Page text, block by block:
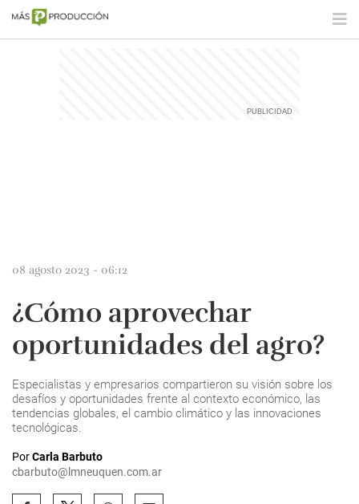
08 agosto 2023 - 06:12
¿Cómo aprovechar
oportunidades del agro?
Especialistas y empresarios compartieron su visión sobre los
desafíos y oportunidades frente al contexto económico, las
tendencias globales, el cambio climático y las innovaciones
tecnológicas.
PorCarla Barbuto
cbarbuto@lmneuquen.com.ar